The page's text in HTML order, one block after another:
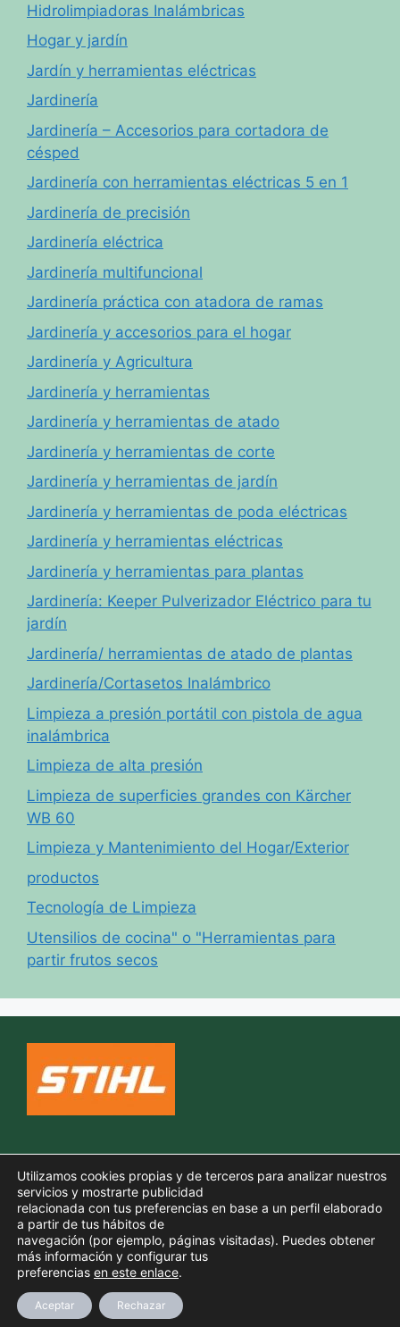
Hidrolimpiadoras Inalámbricas
Hogar y jardín
Jardín y herramientas eléctricas
Jardinería
Jardinería – Accesorios para cortadora de
césped
Jardinería con herramientas eléctricas 5 en 1
Jardinería de precisión
Jardinería eléctrica
Jardinería multifuncional
Jardinería práctica con atadora de ramas
Jardinería y accesorios para el hogar
Jardinería y Agricultura
Jardinería y herramientas
Jardinería y herramientas de atado
Jardinería y herramientas de corte
Jardinería y herramientas de jardín
Jardinería y herramientas de poda eléctricas
Jardinería y herramientas eléctricas
Jardinería y herramientas para plantas
Jardinería: Keeper Pulverizador Eléctrico para tu
jardín
Jardinería/ herramientas de atado de plantas
Jardinería/Cortasetos Inalámbrico
Limpieza a presión portátil con pistola de agua
inalámbrica
Limpieza de alta presión
Limpieza de superficies grandes con Kärcher
WB 60
Limpieza y Mantenimiento del Hogar/Exterior
productos
Tecnología de Limpieza
Utensilios de cocina" o "Herramientas para
partir frutos secos
Aviso legal
Política de privacidad
GeneratePress
Utilizamos cookies propias y de terceros para analizar nuestros
servicios y mostrarte publicidad
relacionada con tus preferencias en base a un perfil elaborado
a partir de tus hábitos de
navegación (por ejemplo, páginas visitadas). Puedes obtener
más información y configurar tus
preferencias en este enlace.
Aceptar Rechazar